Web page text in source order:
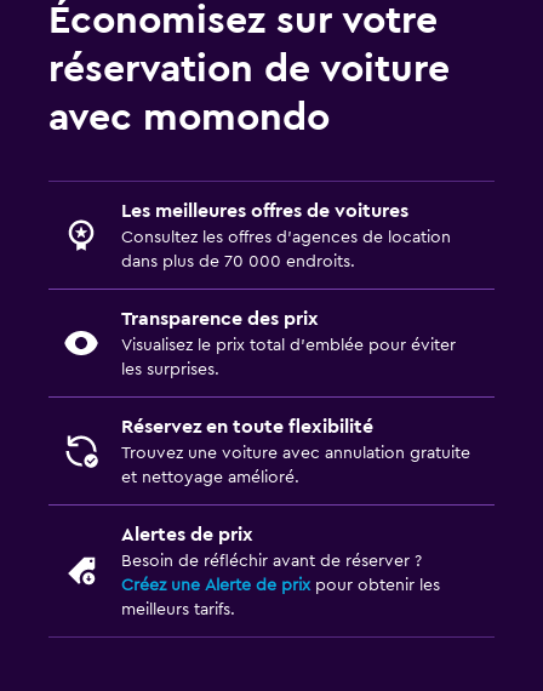
Économisez sur votre
réservation de voiture
avec momondo
Les meilleures offres de voitures
Consultez les offres d’agences de location
dans plus de 70 000 endroits.
Transparence des prix
Visualisez le prix total d’emblée pour éviter
les surprises.
Réservez en toute flexibilité
Trouvez une voiture avec annulation gratuite
et nettoyage amélioré.
Alertes de prix
Besoin de réfléchir avant de réserver ?
Créez une Alerte de prixpour obtenir les
meilleurs tarifs.